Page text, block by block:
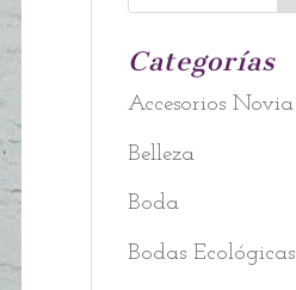
Categorías
Accesorios Novia
Belleza
Boda
Bodas Ecológicas